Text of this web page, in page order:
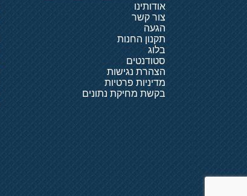
אודותינו
צור קשר
הגעה
תקנון החנות
בלוג
סטודנטים
הצהרת נגישות
מדיניות פרטיות
בקשת מחיקת נתונים